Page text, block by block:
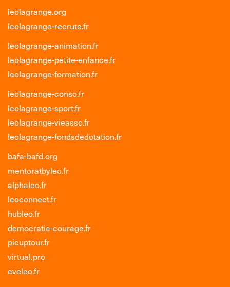
leolagrange.org
leolagrange-recrute.fr
leolagrange-animation.fr
leolagrange-petite-enfance.fr
leolagrange-formation.fr
leolagrange-conso.fr
leolagrange-sport.fr
leolagrange-vieasso.fr
leolagrange-fondsdedotation.fr
bafa-bafd.org
mentoratbyleo.fr
alphaleo.fr
leoconnect.fr
hubleo.fr
democratie-courage.fr
picuptour.fr
virtual.pro
eveleo.fr